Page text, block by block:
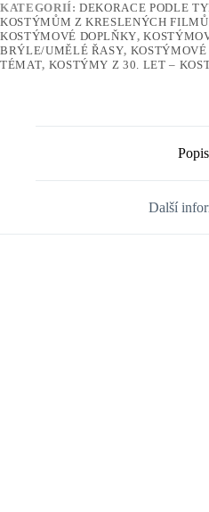
KATEGORIÍ:DEKORACE PODLE
KOSTÝMŮM Z KRESLENÝCH
KOSTÝMOVÉ DOPLŇKY,
BRÝLE/UMĚLÉ ŘASY,
TÉMAT, KOSTÝMY Z 30. LET –
Popis
Další